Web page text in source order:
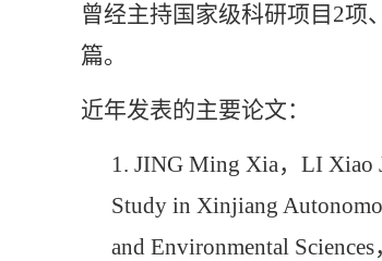
曾经主持国家级科研项目 2项
篇。
近年发表的主要论文：
1. JING Ming Xia， LI Xiao
Study in Xinjiang
and Environmental Sciences